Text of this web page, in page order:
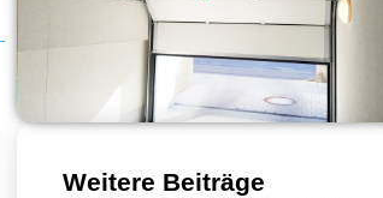
Weitere Beiträge